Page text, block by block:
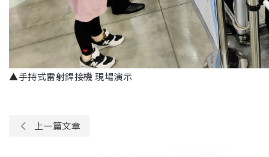
▲手持式雷射銲接機 現場演示
上一篇文章